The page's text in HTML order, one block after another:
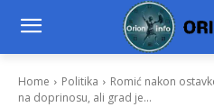
Home Politika
Romić nakon
na doprinosu, ali grad je...